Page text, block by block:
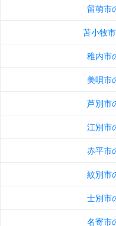
留萌市
苫小牧
稚内市
美唄市
芦別市
江別市
赤平市
紋別市
士別市
名寄市